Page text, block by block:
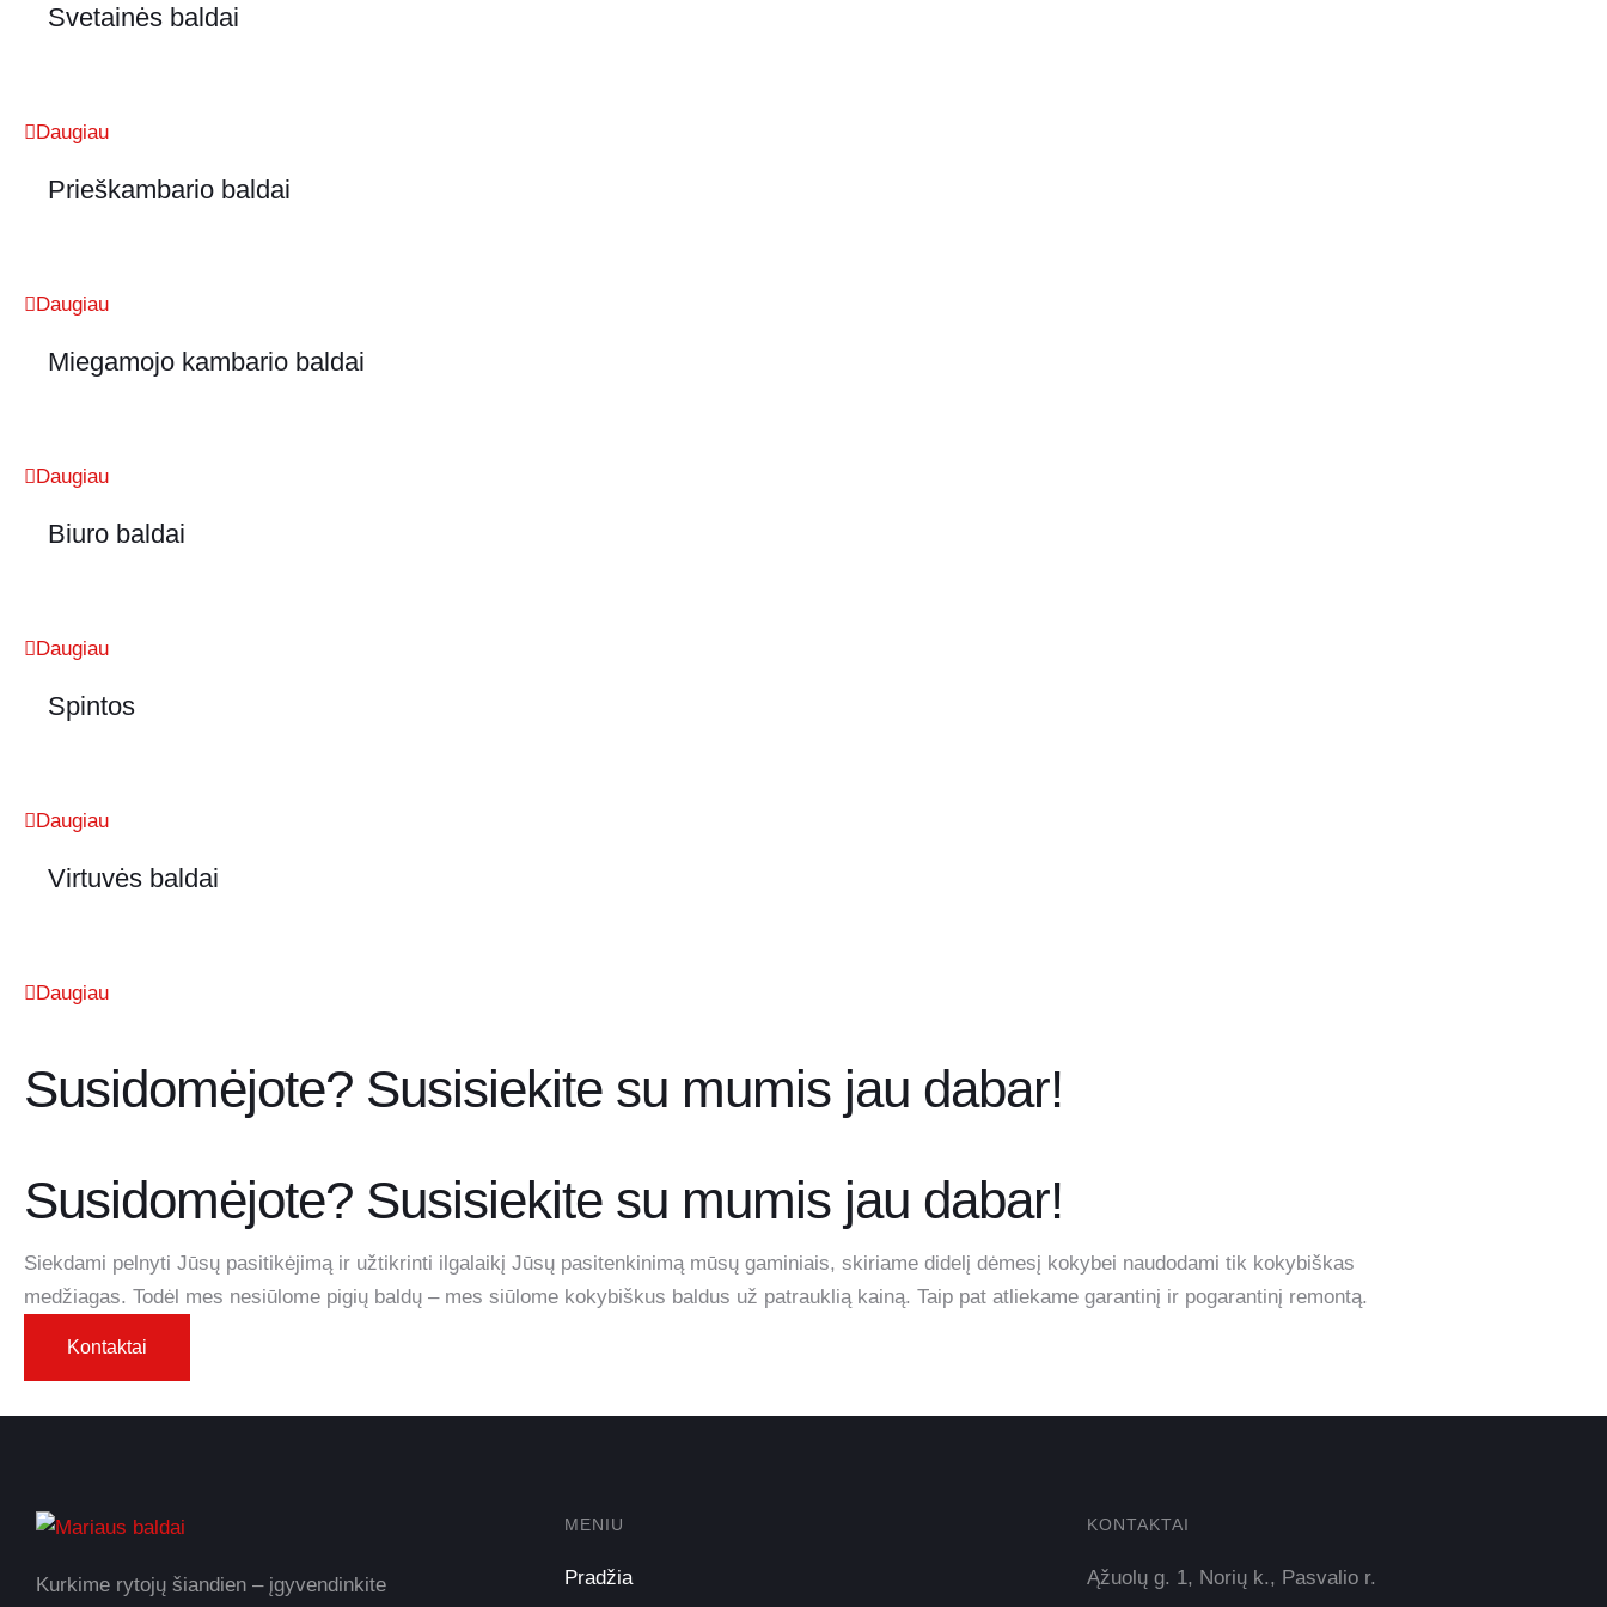
Svetainės baldai
Daugiau
Prieškambario baldai
Daugiau
Miegamojo kambario baldai
Daugiau
Biuro baldai
Daugiau
Spintos
Daugiau
Virtuvės baldai
Daugiau
Susidomėjote? Susisiekite su mumis jau dabar!
Susidomėjote? Susisiekite su mumis jau dabar!
Siekdami pelnyti Jūsų pasitikėjimą ir užtikrinti ilgalaikį Jūsų pasitenkinimą mūsų gaminiais, skiriame didelį dėmesį kokybei naudodami tik kokybiškas
medžiagas. Todėl mes nesiūlome pigių baldų – mes siūlome kokybiškus baldus už patrauklią kainą. Taip pat atliekame garantinį ir pogarantinį remontą.
Kontaktai
Kurkime rytojų šiandien – įgyvendinkite
MENIU
Pradžia
KONTAKTAI
Ąžuolų g. 1, Norių k., Pasvalio r.